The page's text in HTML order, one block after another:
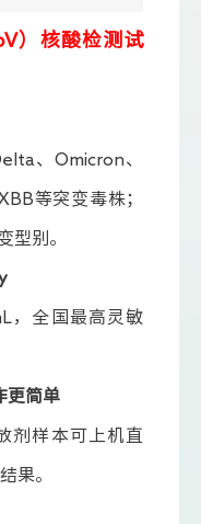
）核酸检测试
、Omicron、
等突变毒株；
型别。
，全国最高灵敏
更简单
剂样本可上机直
果。